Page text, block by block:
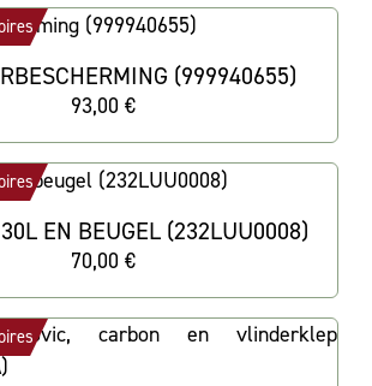
(999940655)
93,00 €
EN BEUGEL (232LUU0008)
70,00 €